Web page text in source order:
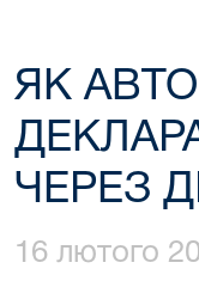
ЯК
ЧЕРЕЗ
16 лютого